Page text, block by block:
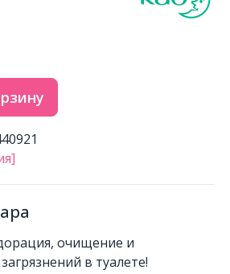
очищение и
в туалете!